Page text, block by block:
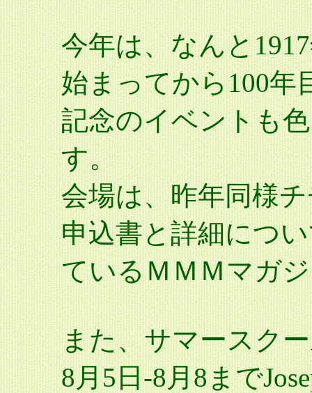
今年は、なんと
始まってから100年
記念のイベントも
す。
会場は、昨年同様
申込書と詳細につ
ているＭＭＭマガ
また、サマースク
8月5日-8月8まで